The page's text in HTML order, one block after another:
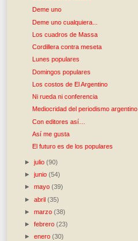
Deme uno
Deme uno cualquiera...
Los cuadros de Massa
Cordillera contra meseta
Lunes populares
Domingos populares
Los costos de El Argentino
Ni rueda ni conferencia
Mediocridad del periodismo argentino
Con editores así…
Así me gusta
El futuro es de los populares
►julio(90)
►junio(54)
►mayo(39)
►abril(35)
►marzo(38)
►febrero(23)
►enero(30)